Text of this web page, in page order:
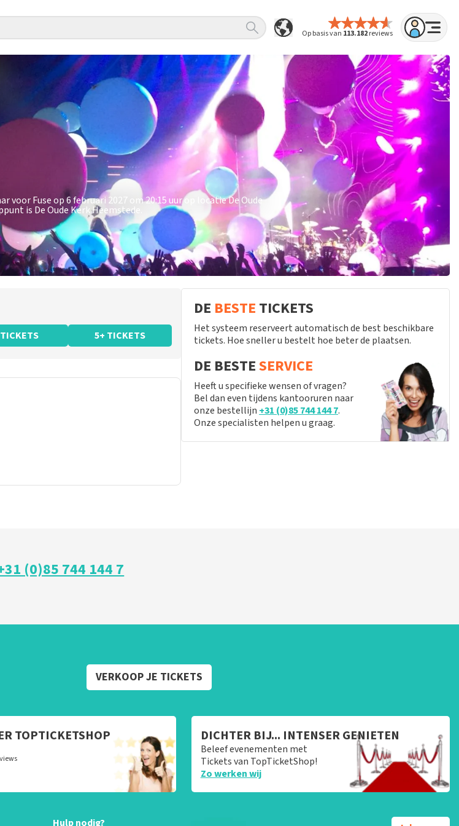
Op basis van 113.182reviews
Fuse op 6 februari 2027 om 20:15 uur op locatie De Oude
is De Oude Kerk Heemstede.
5+ TICKETS
DE BESTE TICKETS
Het systeem reserveert automatisch de best beschikbare
tickets. Hoe sneller u bestelt hoe beter de plaatsen.
DE BESTESERVICE
Heeft u specifieke wensen of vragen?
Bel dan even tijdens kantooruren naar
onze bestellijn +31 (0)85 744 144 7.
Onze specialisten helpen u graag.
(0)85 744 144 7
VERKOOP JE TICKETS
TOPTICKETSHOP DICHTER BIJ... INTENSER GENIETEN
Beleef evenementen met
Tickets van TopTicketShop!
Zo werken wij
Hulp nodig?